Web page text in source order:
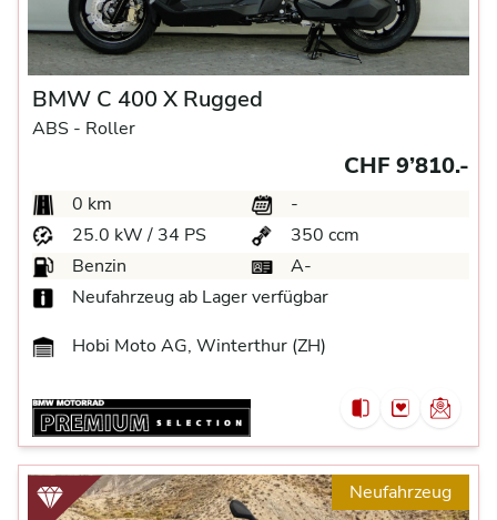
BMW C 400 X Rugged
ABS - Roller
CHF 9’810.-
0 km
-
25.0 kW / 34 PS
350 ccm
Benzin
A-
Neufahrzeug ab Lager verfügbar
Hobi Moto AG, Winterthur (ZH)
Neufahrzeug